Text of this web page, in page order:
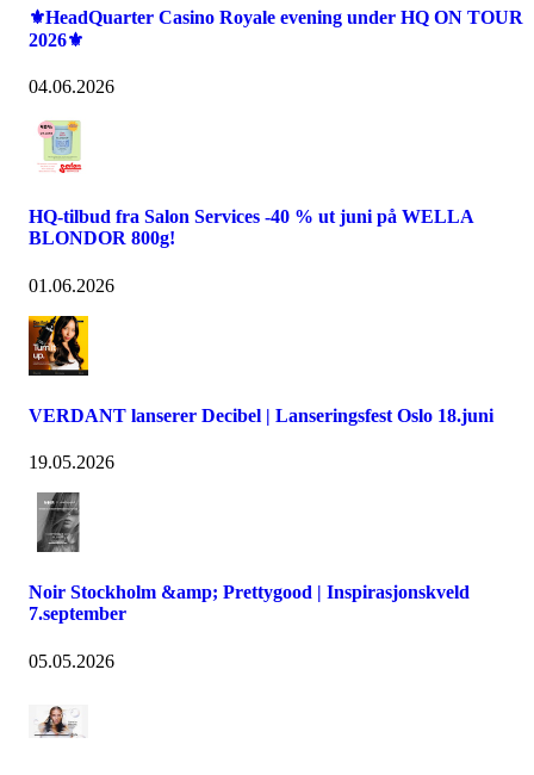
⚜️HeadQuarter Casino Royale evening under HQ ON TOUR
2026⚜️
04.06.2026
HQ-tilbud fra Salon Services -40 % ut juni på WELLA
BLONDOR 800g!
01.06.2026
VERDANT lanserer Decibel | Lanseringsfest Oslo 18.juni
19.05.2026
Noir Stockholm &amp; Prettygood | Inspirasjonskveld
7.september
05.05.2026